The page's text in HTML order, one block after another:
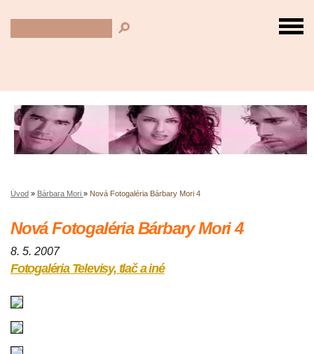
Úvod » Bárbara Mori » Nová Fotogaléria Bárbary Mori 4
Nová Fotogaléria Bárbary Mori 4
8. 5. 2007
Fotogaléria Televisy, tlač a iné